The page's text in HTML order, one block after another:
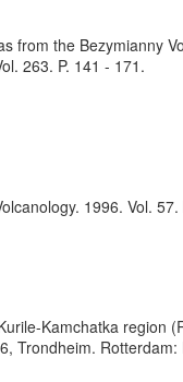
from the Bezymianny
263. P. 141 - 171.
1996. Vol.
Kamchatka region
Trondheim. Rotterdam: